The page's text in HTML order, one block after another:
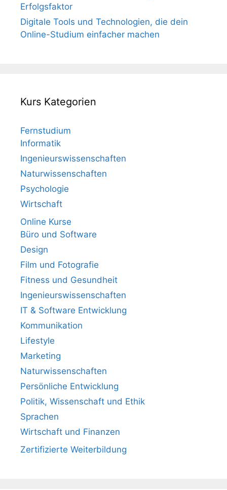
Erfolgsfaktor
Digitale Tools und Technologien, die dein
Online-Studium einfacher machen
Kurs Kategorien
Fernstudium
Informatik
Ingenieurswissenschaften
Naturwissenschaften
Psychologie
Wirtschaft
Online Kurse
Büro und Software
Design
Film und Fotografie
Fitness und Gesundheit
Ingenieurswissenschaften
IT & Software Entwicklung
Kommunikation
Lifestyle
Marketing
Naturwissenschaften
Persönliche Entwicklung
Politik, Wissenschaft und Ethik
Sprachen
Wirtschaft und Finanzen
Zertifizierte Weiterbildung